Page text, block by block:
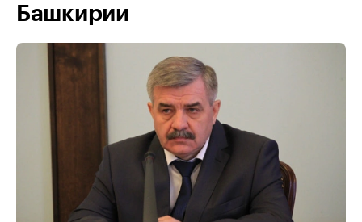
Башкирии